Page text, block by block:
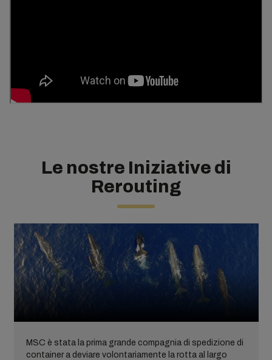
Le nostre Iniziative di
Rerouting
MSC è stata la prima grande compagnia di spedizione di
container a deviare volontariamente la rotta al largo